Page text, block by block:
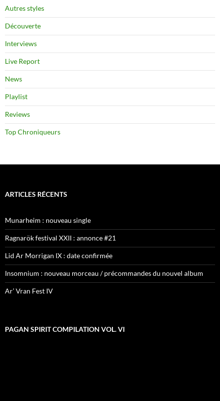
Autres styles
Découverte
Interviews
Live Report
News
Playlist
Reviews
Top Chroniqueurs
ARTICLES RÉCENTS
Munarheim : nouveau single
Ragnarök festival XXII : annonce #21
Lid Ar Morrigan IX : date confirmée
Insomnium : nouveau morceau / précommandes du nouvel album
Ar’ Vran Fest IV
PAGAN SPIRIT COMPILATION VOL. VI